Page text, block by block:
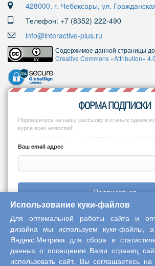
428000, г. Чебоксары, ул.
Телефон: +7 (8352) 222-490
info@interactive-plus.ru
Содержимое данной страницы
Creative Commons «Attribution»
ФОРМА ПОДПИСКИ
Подпишитесь на нашу рассылку и станьте одним
курсе всех новостей!
Ваш email адрес
Подписаться
Copyright © 2013-2026 Центр научного
плюс»
Использование куки-файлов
Для оптимальной работы сайта и
дизайна мы используем куки-файлы,
Яндекс.Метрика для сбора и
данных о посещении Вами страниц
использовать сайт, Вы соглашаетесь на